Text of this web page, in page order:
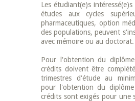
Les étudiant(e)s
études aux cycles
pharmaceutiques, option
des populations, peuvent
avec mémoire ou au doctorat.
Pour l'obtention du
crédits doivent être
trimestres d'étude au
pour l'obtention du
crédits sont exigés pour une